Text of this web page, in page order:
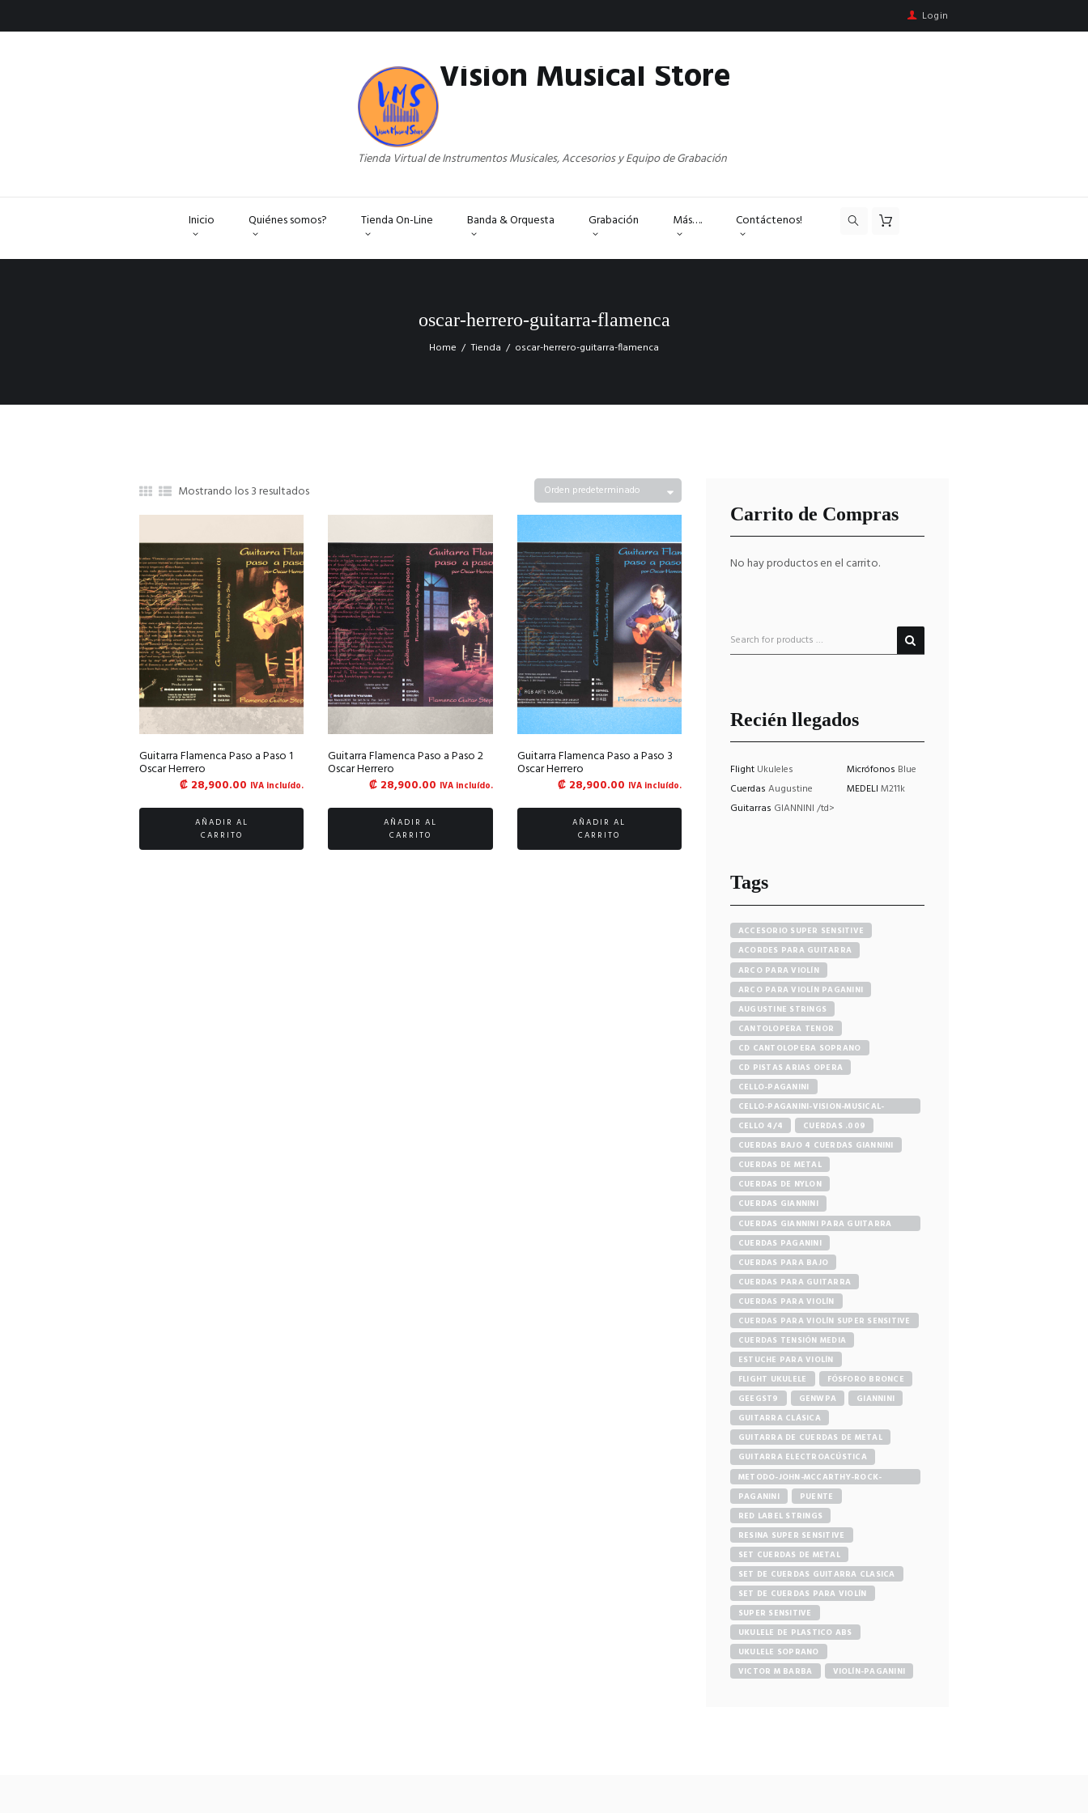
Login
Vision Musical Store
Tienda Virtual de Instrumentos Musicales, Accesorios y Equipo de Grabación
Inicio Quiénes somos? Tienda On-Line Banda & Orquesta Grabación Más…. Contáctenos!
oscar-herrero-guitarra-flamenca
Home Tienda oscar-herrero-guitarra-flamenca
Mostrando los 3 resultados
Guitarra Flamenca Paso a Paso 1
Oscar Herrero
₡ 28,900.00 IVA incluído.
AÑADIR AL
CARRITO
Guitarra Flamenca Paso a Paso 2
Oscar Herrero
₡28,900.00 IVA incluído.
AÑADIR AL
CARRITO
Guitarra Flamenca Paso a Paso 3
Oscar Herrero
₡28,900.00 IVA incluído.
AÑADIR AL
CARRITO
Carrito de Compras
No hay productos en el carrito.
Recién llegados
Flight Ukuleles Micrófonos Blue
Cuerdas Augustine MEDELI M211k
Guitarras GIANNINI /td>
Tags
ACCESORIO SUPER SENSITIVE
ACORDES PARA GUITARRA
ARCO PARA VIOLÍN
ARCO PARA VIOLÍN PAGANINI
AUGUSTINE STRINGS
CANTOLOPERA TENOR
CD CANTOLOPERA SOPRANO
CD PISTAS ARIAS OPERA
CELLO-PAGANINI
CELLO-PAGANINI-VISION-MUSICAL-
STORE
CELLO 4/4
CUERDAS .009
CUERDAS BAJO 4 CUERDAS GIANNINI
CUERDAS DE METAL
CUERDAS DE NYLON
CUERDAS GIANNINI
CUERDAS GIANNINI PARA GUITARRA
ELÉCTRICA
CUERDAS PAGANINI
CUERDAS PARA BAJO
CUERDAS PARA GUITARRA
CUERDAS PARA VIOLÍN
CUERDAS PARA VIOLÍN SUPER SENSITIVE
CUERDAS TENSIÓN MEDIA
ESTUCHE PARA VIOLÍN
FLIGHT UKULELE
FÓSFORO BRONCE
GEEGST9
GENWPA
GIANNINI
GUITARRA CLÁSICA
GUITARRA DE CUERDAS DE METAL
GUITARRA ELECTROACÚSTICA
METODO-JOHN-MCCARTHY-ROCK-
GUITAR
PAGANINI
PUENTE
RED LABEL STRINGS
RESINA SUPER SENSITIVE
SET CUERDAS DE METAL
SET DE CUERDAS GUITARRA CLASICA
SET DE CUERDAS PARA VIOLÍN
SUPER SENSITIVE
UKULELE DE PLASTICO ABS
UKULELE SOPRANO
VICTOR M BARBA
VIOLÍN-PAGANINI